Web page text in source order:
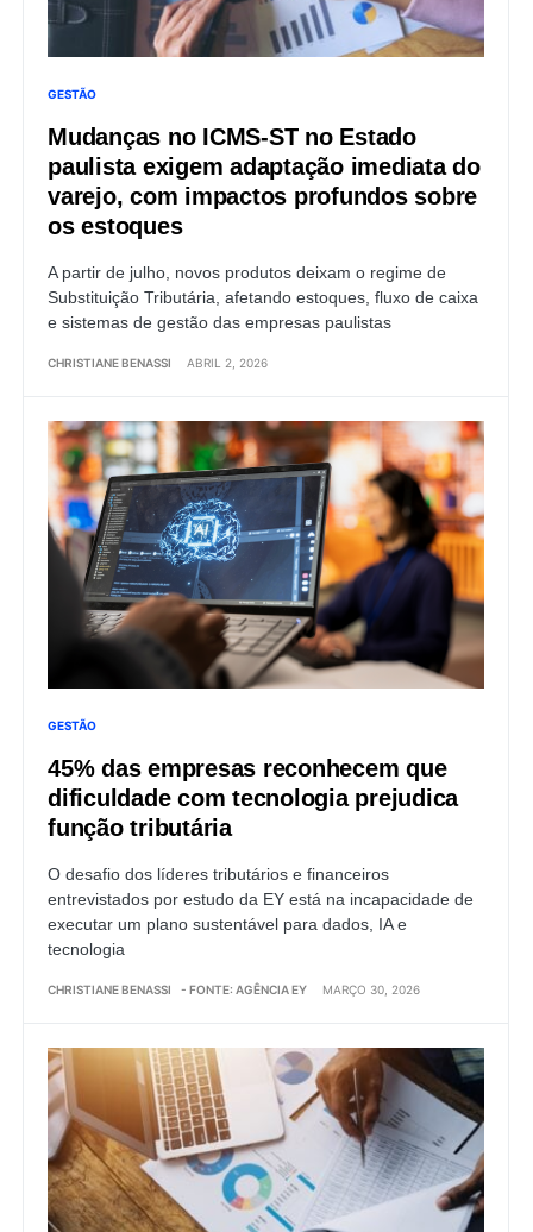
GESTÃO
Mudanças no ICMS-ST no Estado
paulista exigem adaptação imediata do
varejo, com impactos profundos sobre
os estoques
A partir de julho, novos produtos deixam o regime de
Substituição Tributária, afetando estoques, fluxo de caixa
e sistemas de gestão das empresas paulistas
CHRISTIANE BENASSI ABRIL 2, 2026
GESTÃO
45% das empresas reconhecem que
dificuldade com tecnologia prejudica
função tributária
O desafio dos líderes tributários e financeiros
entrevistados por estudo da EY está na incapacidade de
executar um plano sustentável para dados, IA e
tecnologia
CHRISTIANE BENASSI - FONTE: AGÊNCIA EY MARÇO 30, 2026